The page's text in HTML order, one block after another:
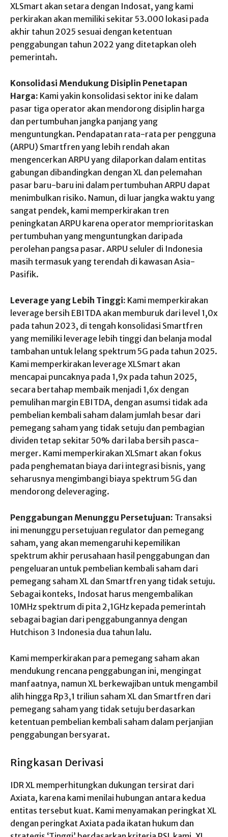
XLSmart akan setara dengan Indosat, yang kami
perkirakan akan memiliki sekitar 53.000 lokasi pada
akhir tahun 2025 sesuai dengan ketentuan
penggabungan tahun 2022 yang ditetapkan oleh
pemerintah.
Konsolidasi Mendukung Disiplin Penetapan
Harga: Kami yakin konsolidasi sektor ini ke dalam
pasar tiga operator akan mendorong disiplin harga
dan pertumbuhan jangka panjang yang
menguntungkan. Pendapatan rata-rata per pengguna
(ARPU) Smartfren yang lebih rendah akan
mengencerkan ARPU yang dilaporkan dalam entitas
gabungan dibandingkan dengan XL dan pelemahan
pasar baru-baru ini dalam pertumbuhan ARPU dapat
menimbulkan risiko. Namun, di luar jangka waktu yang
sangat pendek, kami memperkirakan tren
peningkatan ARPU karena operator memprioritaskan
pertumbuhan yang menguntungkan daripada
perolehan pangsa pasar. ARPU seluler di Indonesia
masih termasuk yang terendah di kawasan Asia-
Pasifik.
Leverage yang Lebih Tinggi: Kami memperkirakan
leverage bersih EBITDA akan memburuk dari level 1,0x
pada tahun 2023, di tengah konsolidasi Smartfren
yang memiliki leverage lebih tinggi dan belanja modal
tambahan untuk lelang spektrum 5G pada tahun 2025.
Kami memperkirakan leverage XLSmart akan
mencapai puncaknya pada 1,9x pada tahun 2025,
secara bertahap membaik menjadi 1,6x dengan
pemulihan margin EBITDA, dengan asumsi tidak ada
pembelian kembali saham dalam jumlah besar dari
pemegang saham yang tidak setuju dan pembagian
dividen tetap sekitar 50% dari laba bersih pasca-
merger. Kami memperkirakan XLSmart akan fokus
pada penghematan biaya dari integrasi bisnis, yang
seharusnya mengimbangi biaya spektrum 5G dan
mendorong deleveraging.
Penggabungan Menunggu Persetujuan: Transaksi
ini menunggu persetujuan regulator dan pemegang
saham, yang akan memengaruhi kepemilikan
spektrum akhir perusahaan hasil penggabungan dan
pengeluaran untuk pembelian kembali saham dari
pemegang saham XL dan Smartfren yang tidak setuju.
Sebagai konteks, Indosat harus mengembalikan
10MHz spektrum di pita 2,1GHz kepada pemerintah
sebagai bagian dari penggabungannya dengan
Hutchison 3 Indonesia dua tahun lalu.
Kami memperkirakan para pemegang saham akan
mendukung rencana penggabungan ini, mengingat
manfaatnya, namun XL berkewajiban untuk mengambil
alih hingga Rp3,1 triliun saham XL dan Smartfren dari
pemegang saham yang tidak setuju berdasarkan
ketentuan pembelian kembali saham dalam perjanjian
penggabungan bersyarat.
Ringkasan Derivasi
IDR XL memperhitungkan dukungan tersirat dari
Axiata, karena kami menilai hubungan antara kedua
entitas tersebut kuat. Kami menyamakan peringkat XL
dengan peringkat Axiata pada ikatan hukum dan